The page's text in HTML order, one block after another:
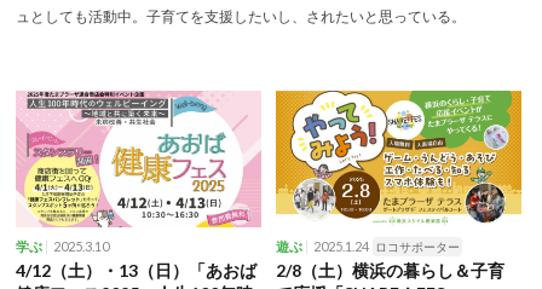
ュとしても活動中。子育てを支援したいし、されたいと思っている。
学ぶ 2025.3.10
4/12（土）・13（日）「あおば
遊ぶ 2025.1.24 ロコサポーター
2/8（土）横浜の暮らし＆子育